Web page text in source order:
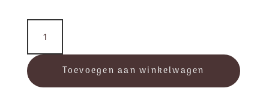
SoulBird™
Midnight
&
Hammered
Toevoegen aan winkelwagen